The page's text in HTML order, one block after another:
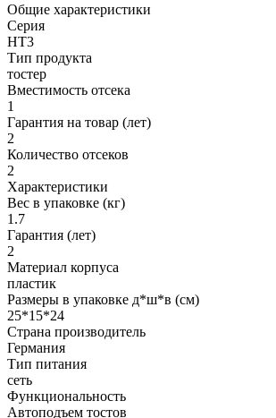
Общие характеристики
Серия
HT3
Тип продукта
тостер
Вместимость отсека
1
Гарантия на товар (лет)
2
Количество отсеков
2
Характеристики
Вес в упаковке (кг)
1.7
Гарантия (лет)
2
Материал корпуса
пластик
Размеры в упаковке д*ш*в (см)
25*15*24
Страна производитель
Германия
Тип питания
сеть
Функциональность
Автоподъем тостов